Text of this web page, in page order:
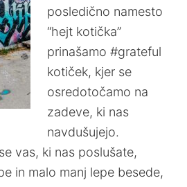
posledično namesto
“hejt kotička”
prinašamo #grateful
kotiček, kjer se
osredotočamo na
zadeve, ki nas
navdušujejo.
vas, ki nas poslušate,
in malo manj lepe besede,